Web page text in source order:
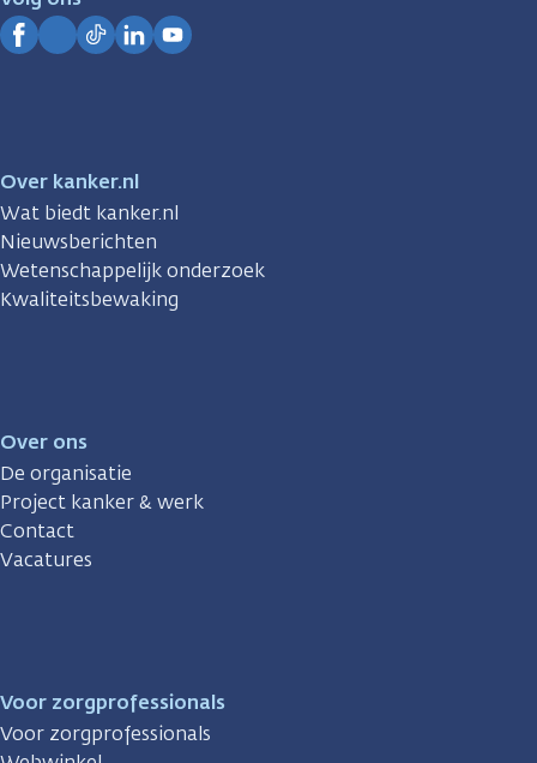
Over kanker.nl
Wat biedt kanker.nl
Nieuwsberichten
Wetenschappelijk onderzoek
Kwaliteitsbewaking
Over ons
De organisatie
Project kanker & werk
Contact
Vacatures
Voor zorgprofessionals
Voor zorgprofessionals